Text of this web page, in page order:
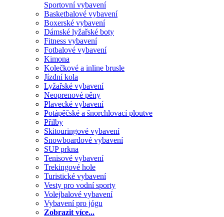
Sportovní vybavení
Basketbalové vybavení
Boxerské vybavení
Dámské lyžařské boty
Fitness vybavení
Fotbalové vybavení
Kimona
Kolečkové a inline brusle
Jízdní kola
Lyžařské vybavení
Neoprenové pěny
Plavecké vybavení
Potápěčské a šnorchlovací ploutve
Přilby
Skitouringové vybavení
Snowboardové vybavení
SUP prkna
Tenisové vybavení
Trekingové hole
Turistické vybavení
Vesty pro vodní sporty
Volejbalové vybavení
Vybavení pro jógu
Zobrazit více...